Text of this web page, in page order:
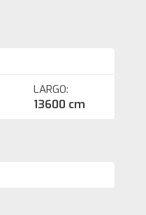
LARGO:
13600 cm